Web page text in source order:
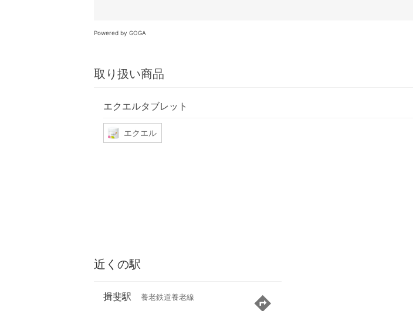
Powered by GOGA
取り扱い商品
エクエルタブレット
エクエル
近くの駅
揖斐駅 養老鉄道養老線